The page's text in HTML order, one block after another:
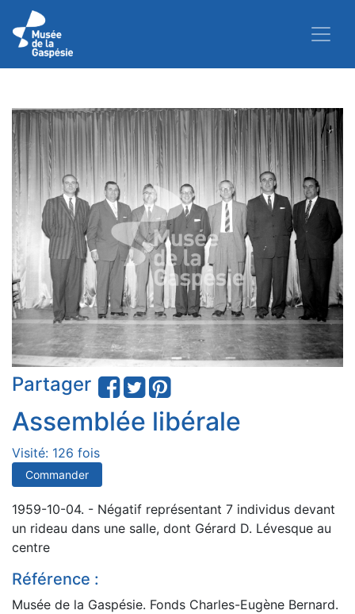
Partager
Assemblée libérale
Visité: 126 fois
Commander
1959-10-04. - Négatif représentant 7 individus devant
un rideau dans une salle, dont Gérard D. Lévesque au
centre
Référence :
Musée de la Gaspésie. Fonds Charles-Eugène Bernard.